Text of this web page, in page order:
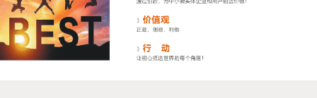
邮传频道